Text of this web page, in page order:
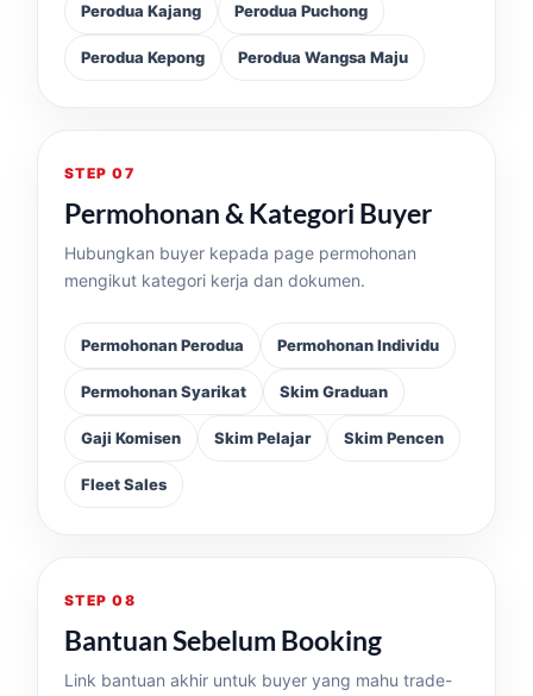
Perodua Kajang Perodua Puchong
Perodua Kepong Perodua Wangsa Maju
STEP 07
Permohonan & Kategori Buyer
Hubungkan buyer kepada page permohonan
mengikut kategori kerja dan dokumen.
Permohonan Perodua Permohonan Individu
Permohonan Syarikat Skim Graduan
Gaji Komisen Skim Pelajar Skim Pencen
Fleet Sales
STEP 08
Bantuan Sebelum Booking
Link bantuan akhir untuk buyer yang mahu trade-